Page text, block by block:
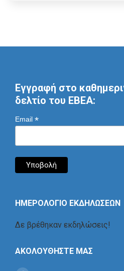
Εγγραφή στο
δελτίο του ΕΒΕΑ:
Email *
ΗΜΕΡΟΛΟΓΙΟ ΕΚΔΗΛΩΣΕΩΝ
Δε βρέθηκαν εκδηλώσεις!
ΑΚΟΛΟΥΘΗΣΤΕ ΜΑΣ